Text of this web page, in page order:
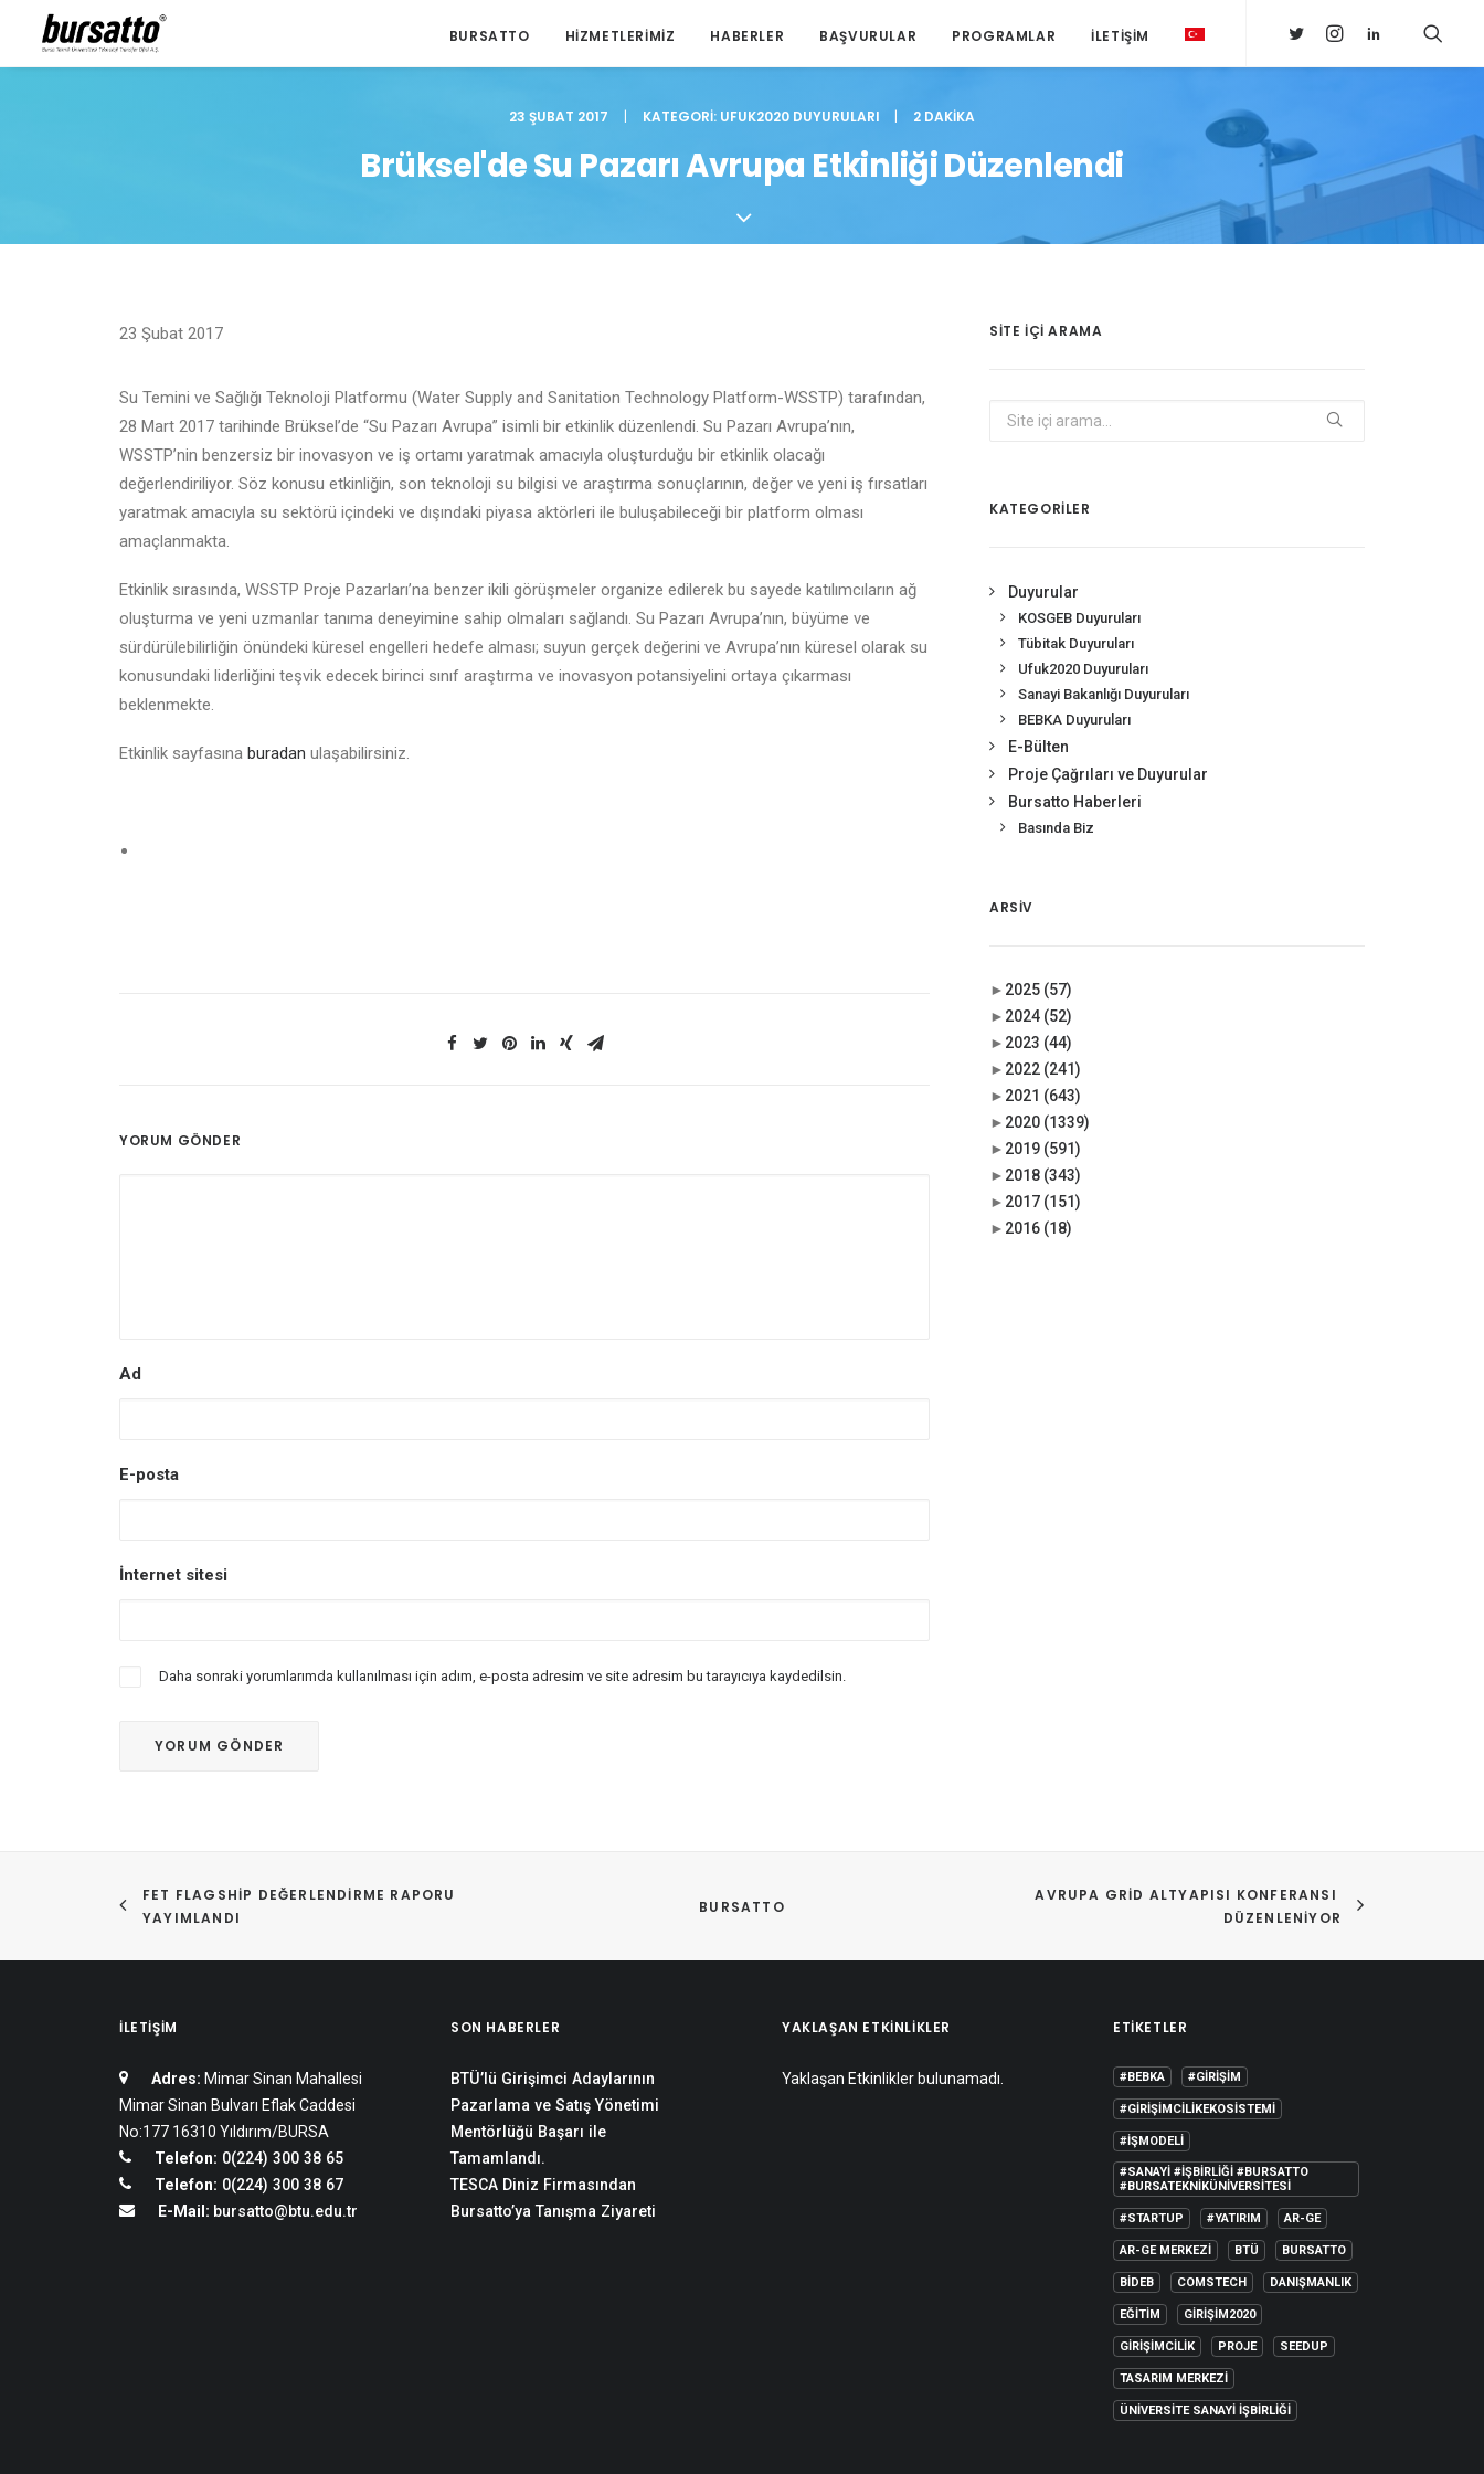
BURSATTO HIZMETLERIMIZ HABERLER BAŞVURULAR PROGRAMLAR İLETIŞIM
23 ŞUBAT 2017 | KATEGORI: UFUK2020 DUYURULARI | 2 DAKIKA
Brüksel'de Su Pazarı Avrupa Etkinliği Düzenlendi
23 Şubat 2017
Su Temini ve Sağlığı Teknoloji Platformu (Water Supply and Sanitation Technology Platform-WSSTP) tarafından,
28 Mart 2017 tarihinde Brüksel’de “Su Pazarı Avrupa” isimli bir etkinlik düzenlendi. Su Pazarı Avrupa’nın,
WSSTP’nin benzersiz bir inovasyon ve iş ortamı yaratmak amacıyla oluşturduğu bir etkinlik olacağı
değerlendiriliyor. Söz konusu etkinliğin, son teknoloji su bilgisi ve araştırma sonuçlarının, değer ve yeni iş fırsatları
yaratmak amacıyla su sektörü içindeki ve dışındaki piyasa aktörleri ile buluşabileceği bir platform olması
amaçlanmakta.
Etkinlik sırasında, WSSTP Proje Pazarları’na benzer ikili görüşmeler organize edilerek bu sayede katılımcıların ağ
oluşturma ve yeni uzmanlar tanıma deneyimine sahip olmaları sağlandı. Su Pazarı Avrupa’nın, büyüme ve
sürdürülebilirliğin önündeki küresel engelleri hedefe alması; suyun gerçek değerini ve Avrupa’nın küresel olarak su
konusundaki liderliğini teşvik edecek birinci sınıf araştırma ve inovasyon potansiyelini ortaya çıkarması
beklenmekte.
Etkinlik sayfasına buradan ulaşabilirsiniz.
YORUM GÖNDER
Ad
E-posta
İnternet sitesi
Daha sonraki yorumlarımda kullanılması için adım, e-posta adresim ve site adresim bu tarayıcıya kaydedilsin.
SITE IÇI ARAMA
KATEGORİLER
Duyurular
KOSGEB Duyuruları
Tübitak Duyuruları
Ufuk2020 Duyuruları
Sanayi Bakanlığı Duyuruları
BEBKA Duyuruları
E-Bülten
Proje Çağrıları ve Duyurular
Bursatto Haberleri
Basında Biz
ARSIV
► 2025 (57)
► 2024 (52)
► 2023 (44)
► 2022 (241)
► 2021 (643)
► 2020 (1339)
► 2019 (591)
► 2018 (343)
► 2017 (151)
► 2016 (18)
FET FLAGSHIP DEĞERLENDIRME RAPORU
YAYIMLANDI
BURSATTO
AVRUPA GRID ALTYAPISI KONFERANSI
DÜZENLENIYOR
İLETIŞIM
Adres: Mimar Sinan Mahallesi
Mimar Sinan Bulvarı Eflak Caddesi
No:177 16310 Yıldırım/BURSA
Telefon: 0(224) 300 38 65
Telefon: 0(224) 300 38 67
E-Mail: bursatto@btu.edu.tr
SON HABERLER
BTÜ’lü Girişimci Adaylarının
Pazarlama ve Satış Yönetimi
Mentörlüğü Başarı ile
Tamamlandı.
TESCA Diniz Firmasından
Bursatto’ya Tanışma Ziyareti
YAKLAŞAN ETKINLIKLER
Yaklaşan Etkinlikler bulunamadı.
ETIKETLER
#BEBKA #GIRIŞIM
#GIRIŞIMCILIKEKOSISTEMI
#IŞMODELI
#SANAYI #IŞBIRLIĞI #BURSATTO
#BURSATEKNIKÜNIVERSITESI
#STARTUP #YATIRIM AR-GE
AR-GE MERKEZI BTÜ BURSATTO
BİDEB COMSTECH DANIŞMANLIK
EĞITIM GIRIŞIM2020
GIRIŞIMCILIK PROJE SEEDUP
TASARIM MERKEZI
ÜNIVERSITE SANAYI İŞBIRLIĞI